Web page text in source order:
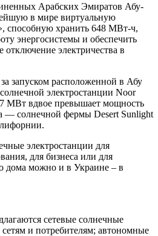
Арабских Эмиратов Абу-
в мире виртуальную
способную хранить 648 МВт-ч,
энергосистемы и обеспечить
отключение электричества в
запуском расположенной в Абу
электростанции Noor
МВт вдвое превышает мощность
— солнечной фермы Desert Sunlight
электростанции для
для бизнеса или для
дома можно и в Украине – в
сетевые солнечные
и потребителям; автономные